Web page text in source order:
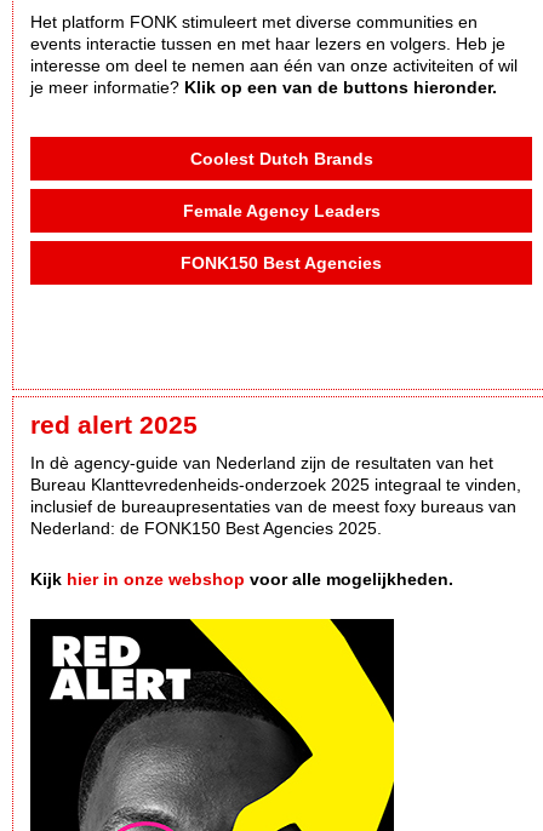
Het platform FONK stimuleert met diverse communities en
events interactie tussen en met haar lezers en volgers. Heb je
interesse om deel te nemen aan één van onze activiteiten of wil
je meer informatie? Klik op een van de buttons hieronder.
Coolest Dutch Brands
Female Agency Leaders
FONK150 Best Agencies
red alert 2025
In dè agency-guide van Nederland zijn de resultaten van het
Bureau Klanttevredenheids-onderzoek 2025 integraal te vinden,
inclusief de bureaupresentaties van de meest foxy bureaus van
Nederland: de FONK150 Best Agencies 2025.
Kijk hier in onze webshop voor alle mogelijkheden.